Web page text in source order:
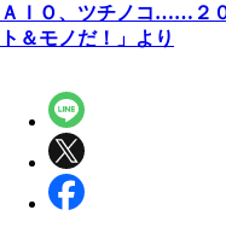
ＡＩＯ、ツチノコ……２
ト＆モノだ！」より